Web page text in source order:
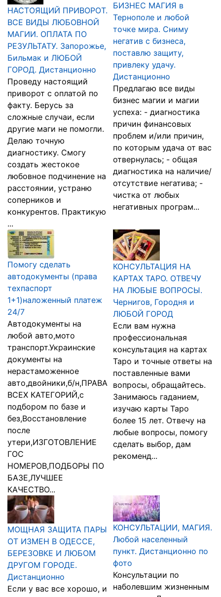
НАСТОЯЩИЙ ПРИВОРОТ.
ВСЕ ВИДЫ ЛЮБОВНОЙ
МАГИИ. ОПЛАТА ПО
РЕЗУЛЬТАТУ. Запорожье,
Бильмак и ЛЮБОЙ
ГОРОД. Дистанционно
Проведу настоящий
приворот с оплатой по
факту. Берусь за
сложные случаи, если
другие маги не помогли.
Делаю точную
диагностику. Смогу
создать жестокое
любовное подчинение на
расстоянии, устраню
соперников и
конкурентов. Практикую
...
БИЗНЕС МАГИЯ в
Тернополе и любой
точке мира. Сниму
негатив c бизнеса,
поставлю защиту,
привлеку удачу.
Дистанционно
Предлагаю все виды
бизнес магии и магии
успеха: - диагностика
причин финансовых
проблем и/или причин,
по которым удача от вас
отвернулась; - общая
диагностика на наличие/
отсутствие негатива; -
чистка от любых
негативных програм...
Помогу сделать
автодокументы (права
техпаспорт
1+1)наложенный платеж
24/7
Автодокументы на
любой авто,мото
транспорт.Украинские
документы на
нерастаможенное
авто,двойники,б/н,ПРАВА
ВСЕХ КАТЕГОРИЙ,с
подбором по базе и
без,Восстановление
после
утери,ИЗГОТОВЛЕНИЕ
ГОС
НОМЕРОВ,ПОДБОРЫ ПО
БАЗЕ,ЛУЧШЕЕ
КАЧЕСТВО...
КОНСУЛЬТАЦИЯ НА
КАРТАХ ТАРО. ОТВЕЧУ
НА ЛЮБЫЕ ВОПРОСЫ.
Чернигов, Городня и
ЛЮБОЙ ГОРОД
Если вам нужна
профессиональная
консультация на картах
Таро и точные ответы на
поставленные вами
вопросы, обращайтесь.
Занимаюсь гаданием,
изучаю карты Таро
более 15 лет. Отвечу на
любые вопросы, помогу
сделать выбор, дам
рекоменд...
МОЩНАЯ ЗАЩИТА ПАРЫ
ОТ ИЗМЕН В ОДЕССЕ,
БЕРЕЗОВКЕ И ЛЮБОМ
ДРУГОМ ГОРОДЕ.
Дистанционно
Если у вас все хорошо, и
КОНСУЛЬТАЦИИ, МАГИЯ.
Любой населенный
пункт. Дистанционно по
фото
Консультации по
наболевшим жизненным